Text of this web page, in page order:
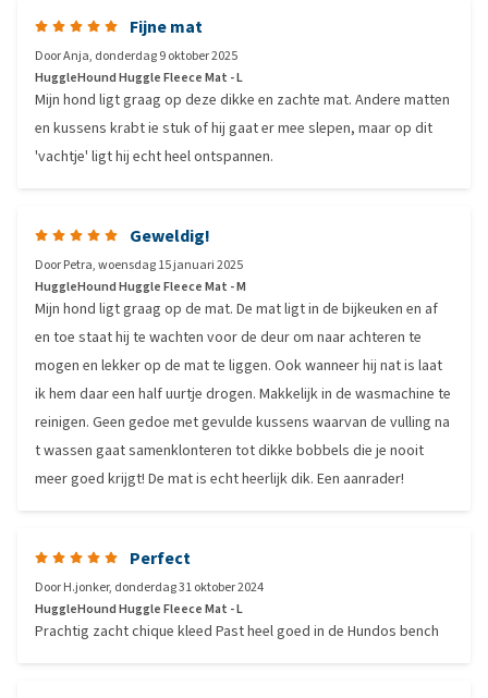
Fijne mat
DoorAnja, donderdag 9 oktober 2025
HuggleHound Huggle Fleece Mat - L
Mijn hond ligt graag op deze dikke en zachte mat. Andere matten
en kussens krabt ie stuk of hij gaat er mee slepen, maar op dit
'vachtje' ligt hij echt heel ontspannen.
Geweldig!
DoorPetra,woensdag 15 januari 2025
HuggleHound Huggle Fleece Mat - M
Mijn hond ligt graag op de mat. De mat ligt in de bijkeuken en af
en toe staat hij te wachten voor de deur om naar achteren te
mogen en lekker op de mat te liggen. Ook wanneer hij nat is laat
ik hem daar een half uurtje drogen. Makkelijk in de wasmachine te
reinigen. Geen gedoe met gevulde kussens waarvan de vulling na
t wassen gaat samenklonteren tot dikke bobbels die je nooit
meer goed krijgt! De mat is echt heerlijk dik. Een aanrader!
Perfect
DoorH.jonker, donderdag 31 oktober 2024
HuggleHound Huggle Fleece Mat - L
Prachtig zacht chique kleed Past heel goed in de Hundos bench